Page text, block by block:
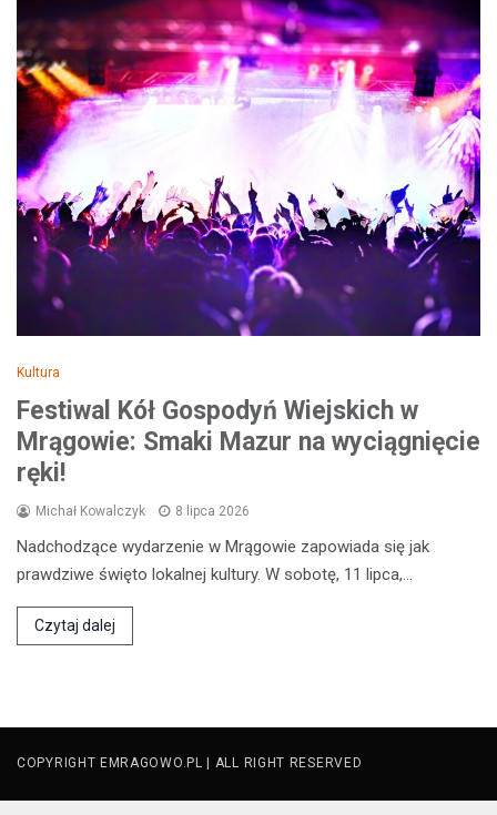
Kultura
Festiwal Kół Gospodyń Wiejskich w
Mrągowie: Smaki Mazur na wyciągnięcie
ręki!
Michał Kowalczyk 8 lipca 2026
Nadchodzące wydarzenie w Mrągowie zapowiada się jak
prawdziwe święto lokalnej kultury. W sobotę, 11 lipca,…
Czytaj dalej
COPYRIGHT EMRAGOWO.PL | ALL RIGHT RESERVED